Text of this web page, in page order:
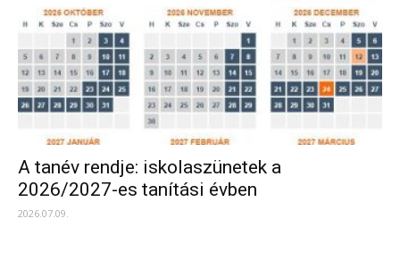
A tanév rendje: iskolaszünetek a
2026/2027-es tanítási évben
2026.07.09.